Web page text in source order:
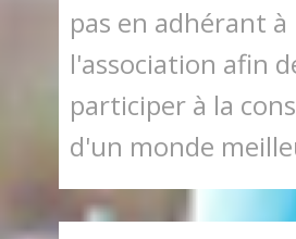
pas en adhérant à
l'association afin
participer à la
d'un monde